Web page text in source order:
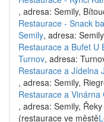
, adresa: Semily,
Restaurace - Snack
Semily, adresa:
Restaurace a Bufet U
Turnov, adresa:
Restaurace a Jídelna
, adresa: Semily,
Restaurace a Vinárna
, adresa: Semily,
(restaurace ve městě